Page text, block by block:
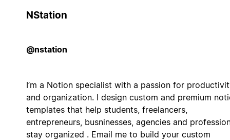
NStation
@nstation
I’m a Notion specialist with a passion for
and organization. I design custom and premium
templates that help students, freelancers,
entrepreneurs, busninesses, agencies and
stay organized . Email me to build your custom